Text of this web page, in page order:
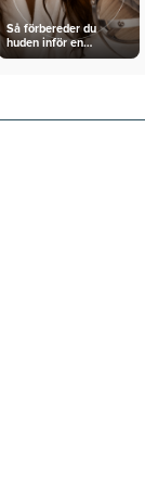
Så förbereder du
huden inför en
ansiktsmask